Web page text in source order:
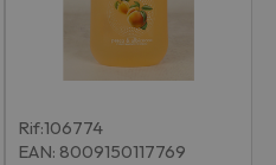
Rif:106774
EAN: 8009150117769